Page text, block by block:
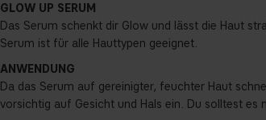
GLOW UP SERUM
Das Serum schenkt dir Glow und lässt die Haut
Serum ist für alle Hauttypen geeignet.
ANWENDUNG
Da das Serum auf gereinigter, feuchter Haut
vorsichtig auf Gesicht und Hals ein. Du solltest